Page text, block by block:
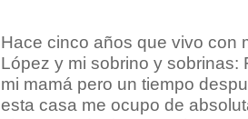
Hace cinco años que vivo con
López y mi sobrino y sobrinas:
mi mamá pero un tiempo
esta casa me ocupo de